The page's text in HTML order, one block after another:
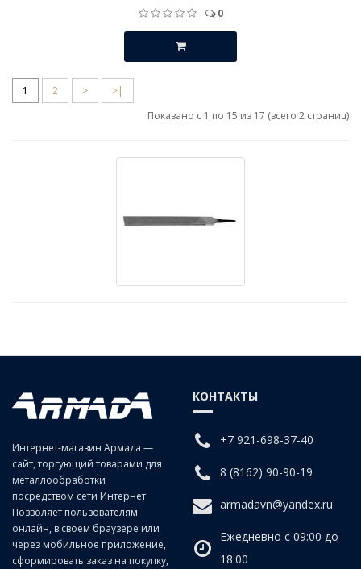
0
1 2 >
>|
Показано с 1 по 15 из 17 (всего 2 страниц)
Интернет-магазин Армада —
сайт, торгующий товарами для
металлообработки
посредством сети Интернет.
Позволяет пользователям
онлайн, в своём браузере или
через мобильное приложение,
сформировать заказ на покупку,
КОНТАКТЫ
+7 921-698-37-40
8 (8162) 90-90-19
armadavn@yandex.ru
Ежедневно с 09:00 до
18:00